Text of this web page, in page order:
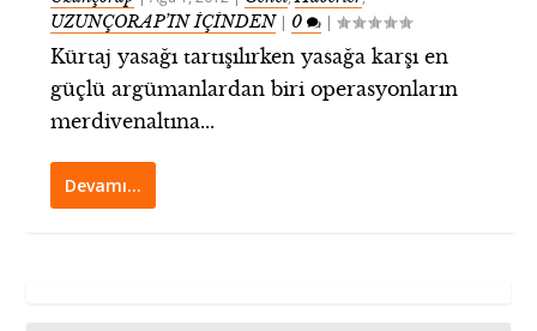
UZUNÇORAP’IN İÇİNDEN| 0 |
Kürtaj yasağı tartışılırken yasağa karşı en
güçlü argümanlardan biri operasyonların
merdivenaltına...
Devamı…